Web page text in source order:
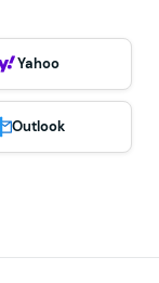
Yahoo
Outlook